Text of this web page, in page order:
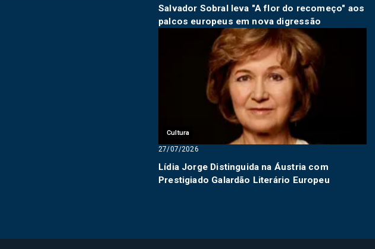
Salvador Sobral leva "A flor do recomeço" aos
palcos europeus em nova digressão
Cultura
27/07/2026
Lídia Jorge Distinguida na Áustria com
Prestigiado Galardão Literário Europeu